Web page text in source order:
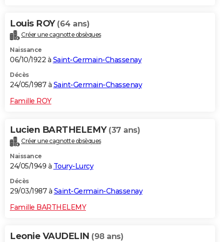
Louis ROY (64 ans)
Créer une cagnotte obsèques
Naissance
06/10/1922 à Saint-Germain-Chassenay
Décès
24/05/1987 à Saint-Germain-Chassenay
Famille ROY
Lucien BARTHELEMY (37 ans)
Créer une cagnotte obsèques
Naissance
24/05/1949 à Toury-Lurcy
Décès
29/03/1987 à Saint-Germain-Chassenay
Famille BARTHELEMY
Leonie VAUDELIN (98 ans)